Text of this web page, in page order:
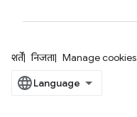
शर्तें निजता Manage cookies